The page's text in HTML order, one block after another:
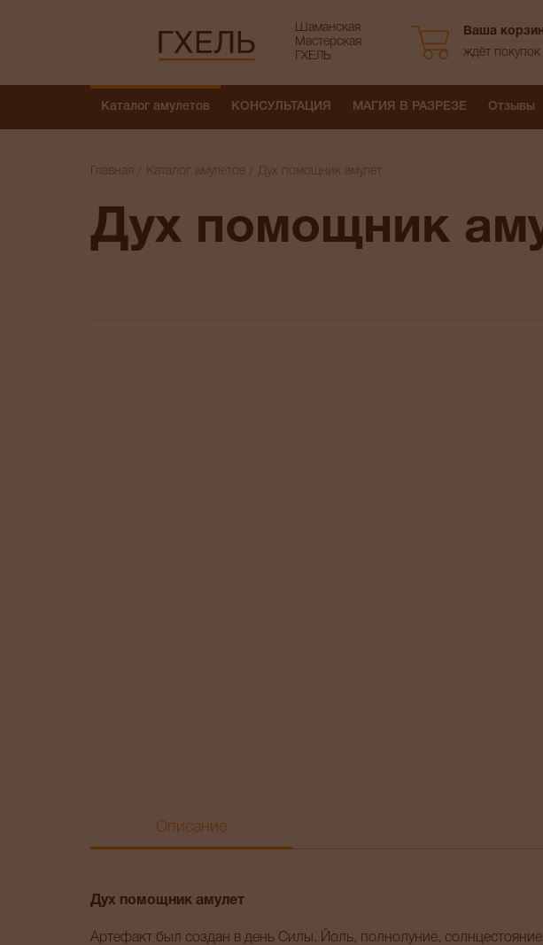
Шаманская
Мастерская
ГХЕЛЬ
Ваша
ждёт покупок
Каталог амулетов КОНСУЛЬТАЦИЯ МАГИЯ В РАЗРЕЗЕ Отзывы
Главная Каталог амулетов Дух помощник амулет
Дух помощник
Описание
Дух помощник амулет
Артефакт был создан в день Силы. Йоль, полнолуние, солнцестояние